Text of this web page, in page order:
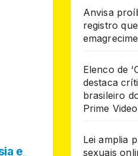
e
Anvisa
registro
Elenco de
destaca
brasileiro
Prime Video
Lei amplia
sexuais